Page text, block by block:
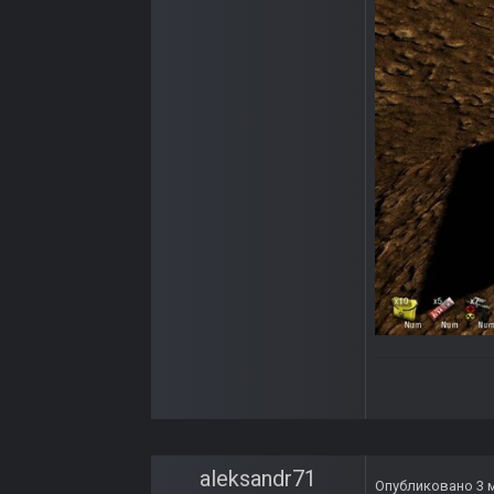
aleksandr71 Опубликовано 3